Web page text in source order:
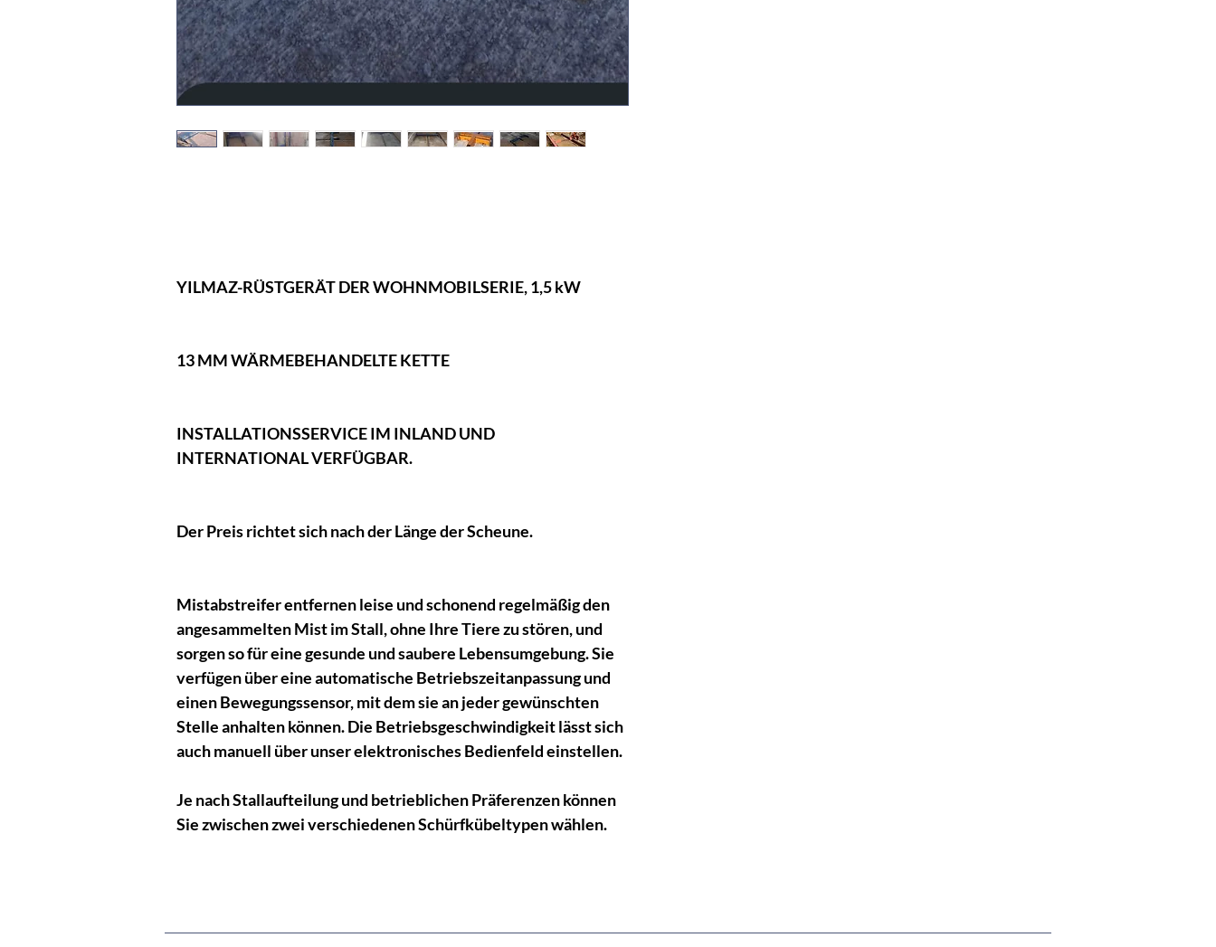
YILMAZ-RÜSTGERÄT DER WOHNMOBILSERIE, 1,5 kW
13 MM WÄRMEBEHANDELTE KETTE
INSTALLATIONSSERVICE IM INLAND UND
INTERNATIONAL VERFÜGBAR.
Der Preis richtet sich nach der Länge der Scheune.
Mistabstreifer entfernen leise und schonend regelmäßig den
angesammelten Mist im Stall, ohne Ihre Tiere zu stören, und
sorgen so für eine gesunde und saubere Lebensumgebung. Sie
verfügen über eine automatische Betriebszeitanpassung und
einen Bewegungssensor, mit dem sie an jeder gewünschten
Stelle anhalten können. Die Betriebsgeschwindigkeit lässt sich
auch manuell über unser elektronisches Bedienfeld einstellen.
Je nach Stallaufteilung und betrieblichen Präferenzen können
Sie zwischen zwei verschiedenen Schürfkübeltypen wählen.